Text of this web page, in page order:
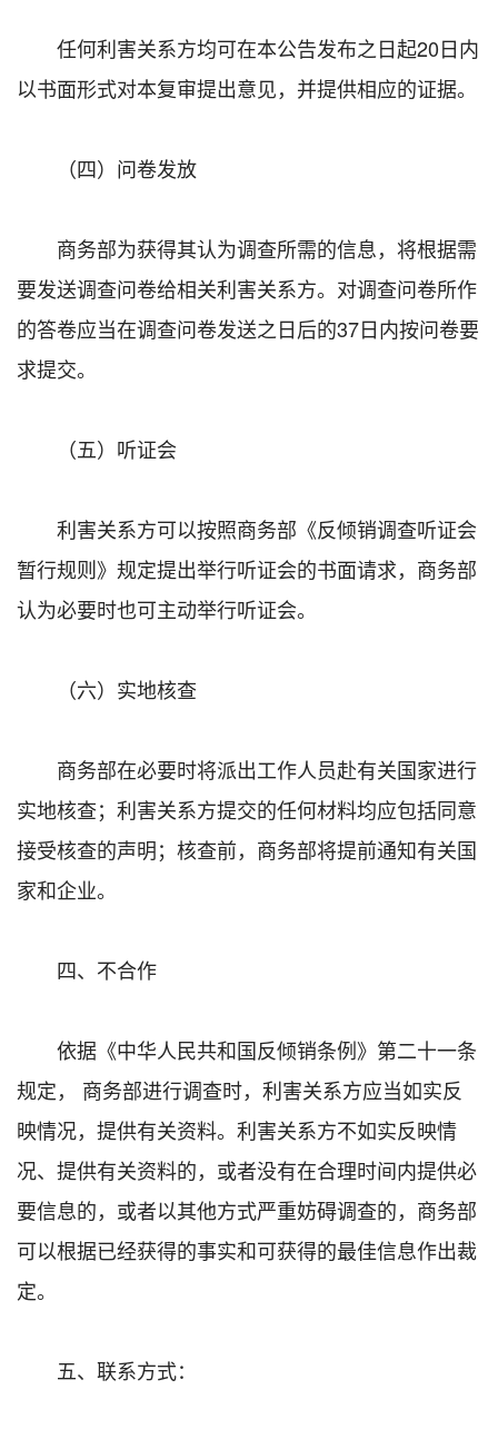
任何利害关系方均可在本公告发布之日起20日内
以书面形式对本复审提出意见，并提供相应的证据。
（四）问卷发放
商务部为获得其认为调查所需的信息，将根据需
要发送调查问卷给相关利害关系方。对调查问卷所作
的答卷应当在调查问卷发送之日后的37日内按问卷要
求提交。
（五）听证会
利害关系方可以按照商务部《反倾销调查听证会
暂行规则》规定提出举行听证会的书面请求，商务部
认为必要时也可主动举行听证会。
（六）实地核查
商务部在必要时将派出工作人员赴有关国家进行
实地核查；利害关系方提交的任何材料均应包括同意
接受核查的声明；核查前，商务部将提前通知有关国
家和企业。
四、不合作
依据《中华人民共和国反倾销条例》第二十一条
规定， 商务部进行调查时，利害关系方应当如实反
映情况，提供有关资料。利害关系方不如实反映情
况、提供有关资料的，或者没有在合理时间内提供必
要信息的，或者以其他方式严重妨碍调查的，商务部
可以根据已经获得的事实和可获得的最佳信息作出裁
定。
五、联系方式：